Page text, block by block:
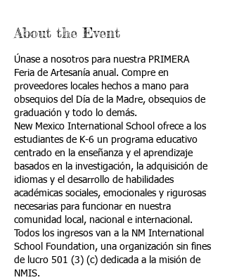
About the Event
Únase a nosotros para nuestra PRIMERA
Feria de Artesanía anual. Compre en
proveedores locales hechos a mano para
obsequios del Día de la Madre, obsequios de
graduación y todo lo demás.
New Mexico International School ofrece a los
estudiantes de K-6 un programa educativo
centrado en la enseñanza y el aprendizaje
basados en la investigación, la adquisición de
idiomas y el desarrollo de habilidades
académicas sociales, emocionales y rigurosas
necesarias para funcionar en nuestra
comunidad local, nacional e internacional.
Todos los ingresos van a la NM International
School Foundation, una organización sin fines
de lucro 501 (3) (c) dedicada a la misión de
NMIS.